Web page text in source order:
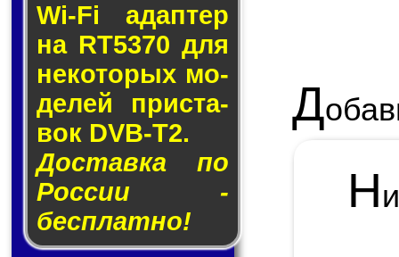
Wi-Fi адап­тер
на RT5370 для
не­ко­то­рых мо­
де­лей прис­та­
вок DVB-T2.
Доставка по
России -
бесплатно!
Д
Н